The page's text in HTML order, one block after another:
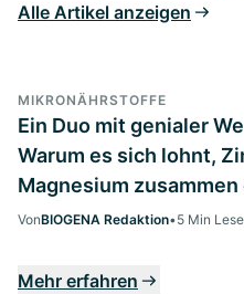
Alle Artikel anzeigen
MIKRONÄHRSTOFFE
Ein Duo mit genialer
Warum es sich lohnt,
Magnesium
VonBIOGENA Redaktion•5 Min
Mehr erfahren